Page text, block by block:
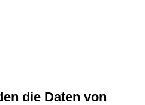
die Daten von